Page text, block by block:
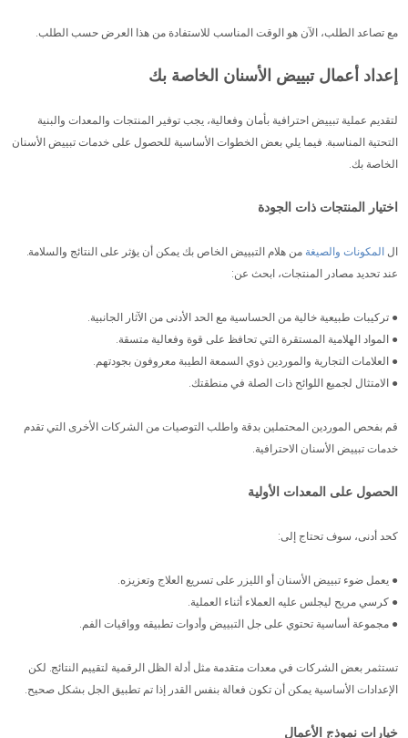
مع تصاعد الطلب، الآن هو الوقت المناسب للاستفادة من هذا العرض حسب الطلب.
إعداد أعمال تبييض الأسنان الخاصة بك
لتقديم عملية تبييض احترافية بأمان وفعالية، يجب توفير المنتجات والمعدات والبنية
التحتية المناسبة. فيما يلي بعض الخطوات الأساسية للحصول على خدمات تبييض الأسنان
الخاصة بك.
اختيار المنتجات ذات الجودة
الالمكونات والصيغة من هلام التبييض الخاص بك يمكن أن يؤثر على النتائج والسلامة.
عند تحديد مصادر المنتجات، ابحث عن:
● تركيبات طبيعية خالية من الحساسية مع الحد الأدنى من الآثار الجانبية.
● المواد الهلامية المستقرة التي تحافظ على قوة وفعالية متسقة.
● العلامات التجارية والموردين ذوي السمعة الطيبة معروفون بجودتهم.
● الامتثال لجميع اللوائح ذات الصلة في منطقتك.
قم بفحص الموردين المحتملين بدقة واطلب التوصيات من الشركات الأخرى التي تقدم
خدمات تبييض الأسنان الاحترافية.
الحصول على المعدات الأولية
كحد أدنى، سوف تحتاج إلى:
● يعمل ضوء تبييض الأسنان أو الليزر على تسريع العلاج وتعزيزه.
● كرسي مريح ليجلس عليه العملاء أثناء العملية.
● مجموعة أساسية تحتوي على جل التبييض وأدوات تطبيقه وواقيات الفم.
تستثمر بعض الشركات في معدات متقدمة مثل أدلة الظل الرقمية لتقييم النتائج. لكن
الإعدادات الأساسية يمكن أن تكون فعالة بنفس القدر إذا تم تطبيق الجل بشكل صحيح.
خيارات نموذج الأعمال